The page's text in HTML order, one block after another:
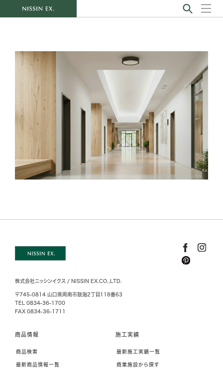
株式会社ニッシンイクス / NISSIN EX.CO.,LTD.
〒745-0814 山口県周南市鼓海2丁目118番63
TEL 0834-36-1700
FAX 0834-36-1711
商品情報
商品検索
最新商品情報一覧
施工実績
最新施工実績一覧
商業施設から探す